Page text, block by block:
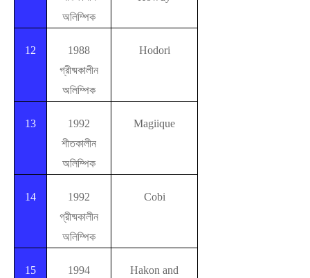
অলিম্পিক
12
1988
গ্রীষ্মকালীন
অলিম্পিক
Hodori
13
1992
শীতকালীন
অলিম্পিক
Magiique
14
1992
গ্রীষ্মকালীন
অলিম্পিক
Cobi
15
1994
Hakon and